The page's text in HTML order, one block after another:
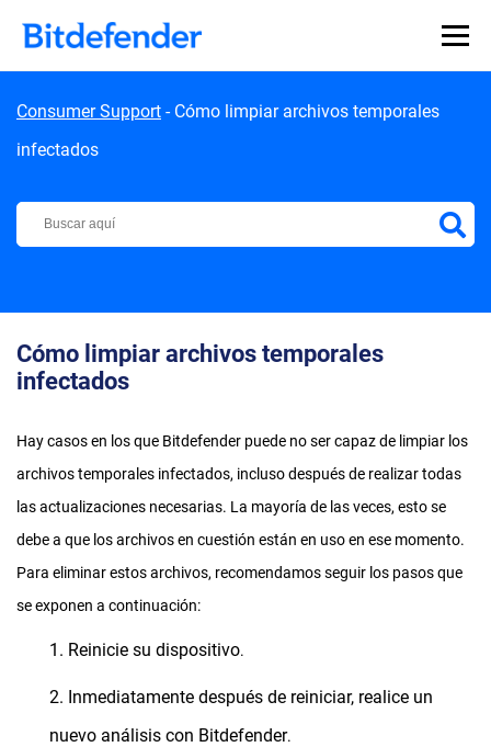
Consumer Support - Cómo limpiar archivos temporales
infectados
Centro de Soporte de Bitdefender
Cómo limpiar archivos temporales
infectados
Hay casos en los que Bitdefender puede no ser capaz de limpiar los
archivos temporales infectados, incluso después de realizar todas
las actualizaciones necesarias. La mayoría de las veces, esto se
debe a que los archivos en cuestión están en uso en ese momento.
Para eliminar estos archivos, recomendamos seguir los pasos que
se exponen a continuación:
1. Reinicie su dispositivo.
2. Inmediatamente después de reiniciar, realice un
nuevo análisis con Bitdefender.